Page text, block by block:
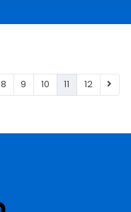
8 9 10 11 12